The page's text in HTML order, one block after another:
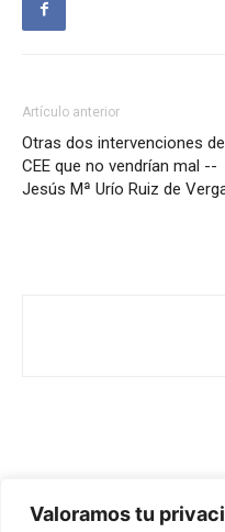
Valoramos tu
Artículo anterior
Otras dos intervenciones
CEE que no vendrían mal --
Jesús Mª Urío Ruiz de
Redes Cristianas